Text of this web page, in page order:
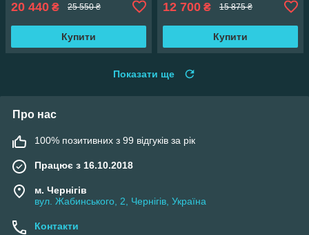
20 440 ₴ 25 550 ₴
Купити
12 700 ₴ 15 875 ₴
Купити
Показати ще
Про нас
100% позитивних з 99 відгуків за рік
Працює з 16.10.2018
м. Чернігів
вул. Жабинського, 2, Чернігів, Україна
Контакти